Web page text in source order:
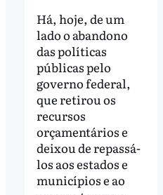
Há, hoje, de um
lado o abandono
das políticas
públicas pelo
governo federal,
que retirou os
recursos
orçamentários e
deixou de repassá-
los aos estados e
municípios e ao